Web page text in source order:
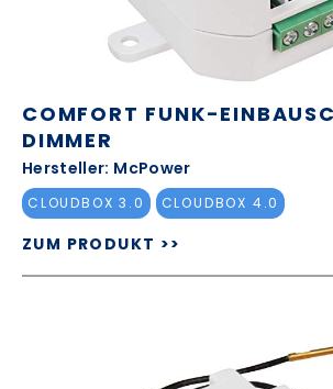
COMFORT FUNK-
DIMMER
Hersteller: McPower
CLOUDBOX 3.0 CLOUDBOX 4.0
ZUM PRODUKT >>